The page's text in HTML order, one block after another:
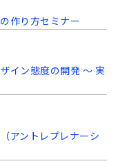
作り方セミナー
イン態度の開発 〜 実
アントレプレナーシ